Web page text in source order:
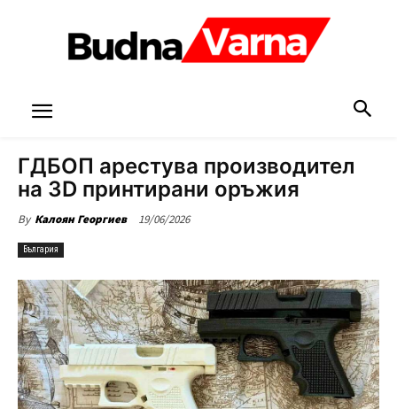
ГДБОП арестува производител
на 3D принтирани оръжия
By Калоян Георгиев 19/06/2026
България